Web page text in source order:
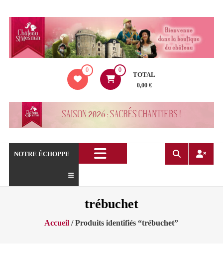
contenu
de
Mesmin
0 0
TOTAL
0,00 €
NOTRE ÉCHOPPE
trébuchet
Accueil / Produits identifiés “trébuchet”